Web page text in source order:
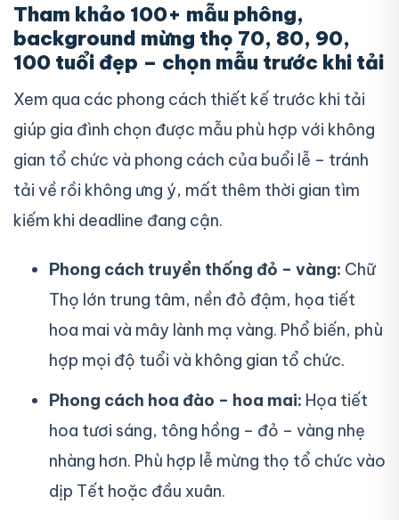
Tham khảo 100+ mẫu phông,
background mừng thọ 70, 80, 90,
100 tuổi đẹp – chọn mẫu trước khi tải
Xem qua các phong cách thiết kế trước khi tải
giúp gia đình chọn được mẫu phù hợp với không
gian tổ chức và phong cách của buổi lễ – tránh
tải về rồi không ưng ý, mất thêm thời gian tìm
kiếm khi deadline đang cận.
Phong cách truyền thống đỏ – vàng: Chữ
Thọ lớn trung tâm, nền đỏ đậm, họa tiết
hoa mai và mây lành mạ vàng. Phổ biến, phù
hợp mọi độ tuổi và không gian tổ chức.
Phong cách hoa đào – hoa mai: Họa tiết
hoa tươi sáng, tông hồng – đỏ – vàng nhẹ
nhàng hơn. Phù hợp lễ mừng thọ tổ chức vào
dịp Tết hoặc đầu xuân.